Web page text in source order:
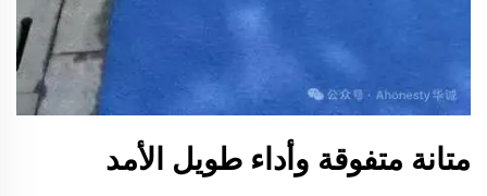
متانة متفوقة وأداء طويل الأمد